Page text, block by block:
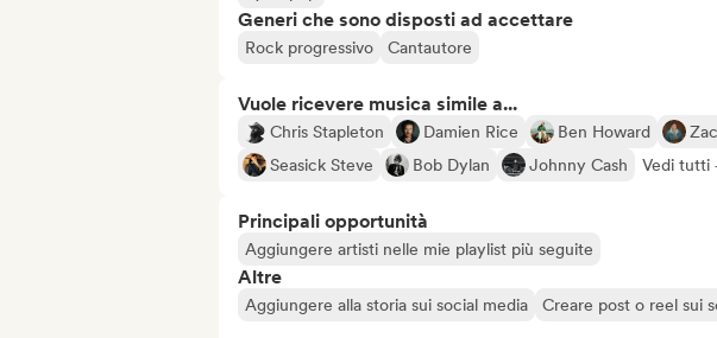
Generi che sono disposti ad accettare
Rock progressivo Cantautore
Vuole ricevere musica simile a...
Chris Stapleton Damien Rice Ben Howard
Seasick Steve
Bob Dylan Johnny Cash Vedi tutti
Principali opportunità
Aggiungere artisti nelle mie playlist più seguite
Altre
Aggiungere alla storia sui social media Creare post o reel sui